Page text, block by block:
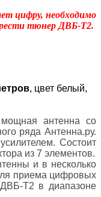
цифру, необходимо
тюнер ДВБ-T2.
, цвет белый,
антенна со
ряда Антенна.ру.
Состоит
из 7 элементов.
и в несколько
приема цифровых
T2 в диапазоне